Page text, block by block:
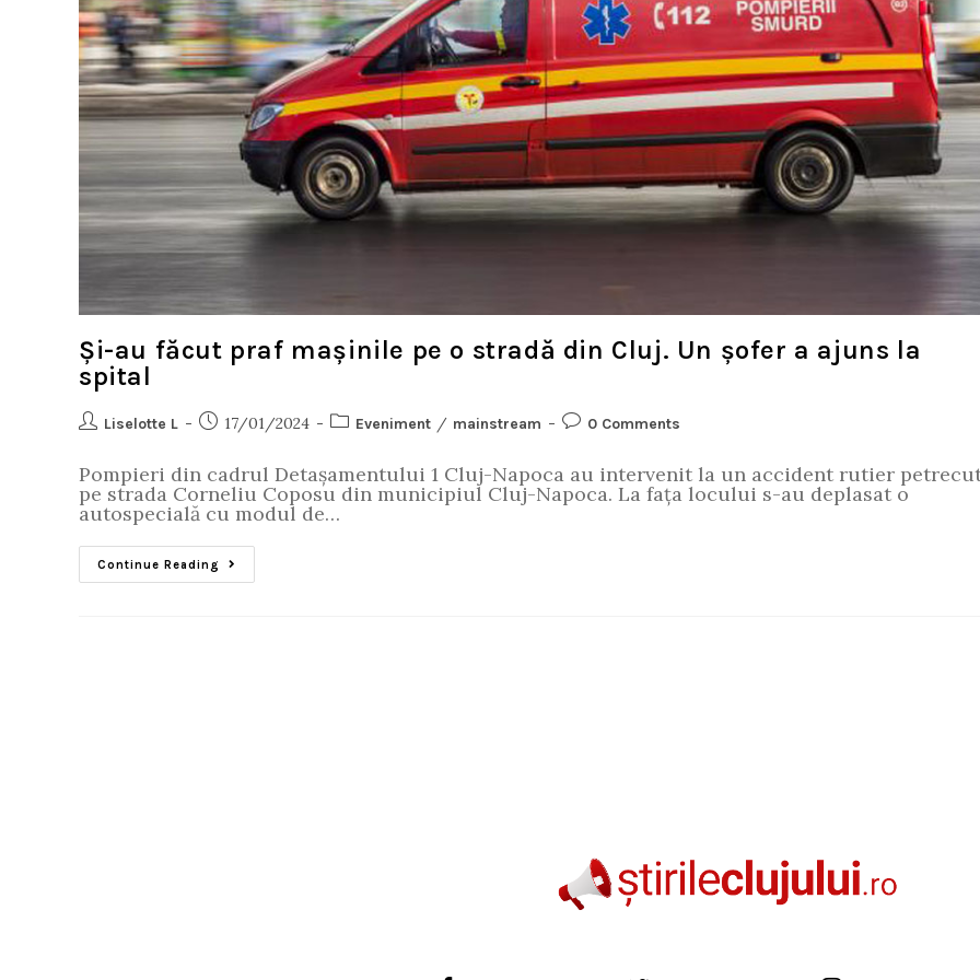
Și-au făcut praf mașinile pe o stradă din Cluj. Un șofer a ajuns la
spital
Liselotte L 17/01/2024 Eveniment / mainstream 0 Comments
Pompieri din cadrul Detașamentului 1 Cluj-Napoca au intervenit la un accident rutier
pe strada Corneliu Coposu din municipiul Cluj-Napoca. La fața locului s-au deplasat o
autospecială cu modul de…
Continue Reading